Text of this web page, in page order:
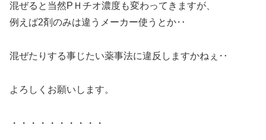
混ぜると当然PＨチオ濃度も変わってきますが、
例えば2剤のみは違うメーカー使うとか‥
混ぜたりする事じたい薬事法に違反しますかねぇ‥
よろしくお願いします。
・・・・・・・・・・